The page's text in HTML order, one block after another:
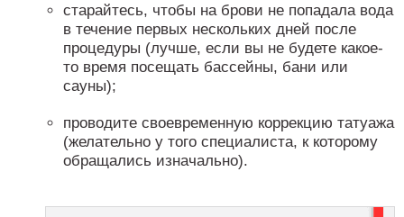
старайтесь, чтобы на брови не попадала вода
в течение первых нескольких дней после
процедуры (лучше, если вы не будете какое-
то время посещать бассейны, бани или
сауны);
проводите своевременную коррекцию татуажа
(желательно у того специалиста, к которому
обращались изначально).